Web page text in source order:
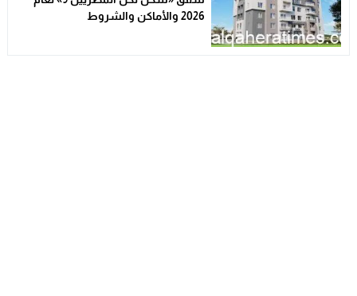
2026 والأماكن والشروط